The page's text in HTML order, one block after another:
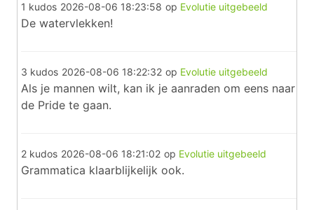
1 kudos 2026-08-06 18:23:58 op Evolutie uitgebeeld
De watervlekken!
3 kudos 2026-08-06 18:22:32 op Evolutie uitgebeeld
Als je mannen wilt, kan ik je aanraden om eens naar
de Pride te gaan.
2 kudos 2026-08-06 18:21:02 op Evolutie uitgebeeld
Grammatica klaarblijkelijk ook.